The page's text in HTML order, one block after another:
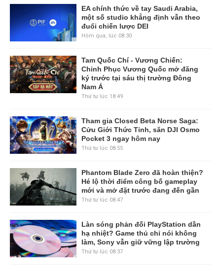
EA chính thức về tay Saudi Arabia,
một số studio khẳng định vẫn theo
đuổi chiến lược DEI
Hôm qua, lúc 08:30
Tam Quốc Chí - Vương Chiến:
Chinh Phục Vương Quốc mở đăng
ký trước tại sáu thị trường Đông
Nam Á
Thứ tư lúc 18:49
Tham gia Closed Beta Norse Saga:
Cửu Giới Thức Tỉnh, săn DJI Osmo
Pocket 3 ngay hôm nay
Thứ tư lúc 08:55
Phantom Blade Zero đã hoàn thiện?
Hé lộ thời điểm công bố gameplay
mới và mở đặt trước đang đến gần
Thứ tư lúc 08:47
Làn sóng phản đối PlayStation dần
hạ nhiệt? Game thủ chỉ nói không
làm, Sony vẫn giữ vững lập trường
Thứ tư lúc 08:37